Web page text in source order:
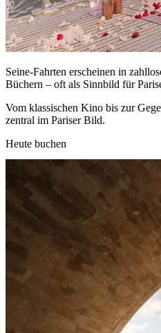
Seine-Fahrten erscheinen in
Büchern – oft als Sinnbild für
Vom klassischen Kino bis zur
zentral im Pariser Bild.
Heute buchen